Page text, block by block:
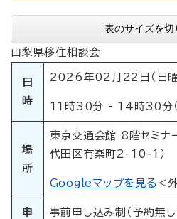
表のサイズを切
山梨県移住相談会
日
時
2026年02月22日（日曜
11時30分 - 14時30分（
場
所
東京交通会館 8階セミナ
代田区有楽町2-10-1）
Googleマップを見る ＜
申
事前申し込み制（予約無